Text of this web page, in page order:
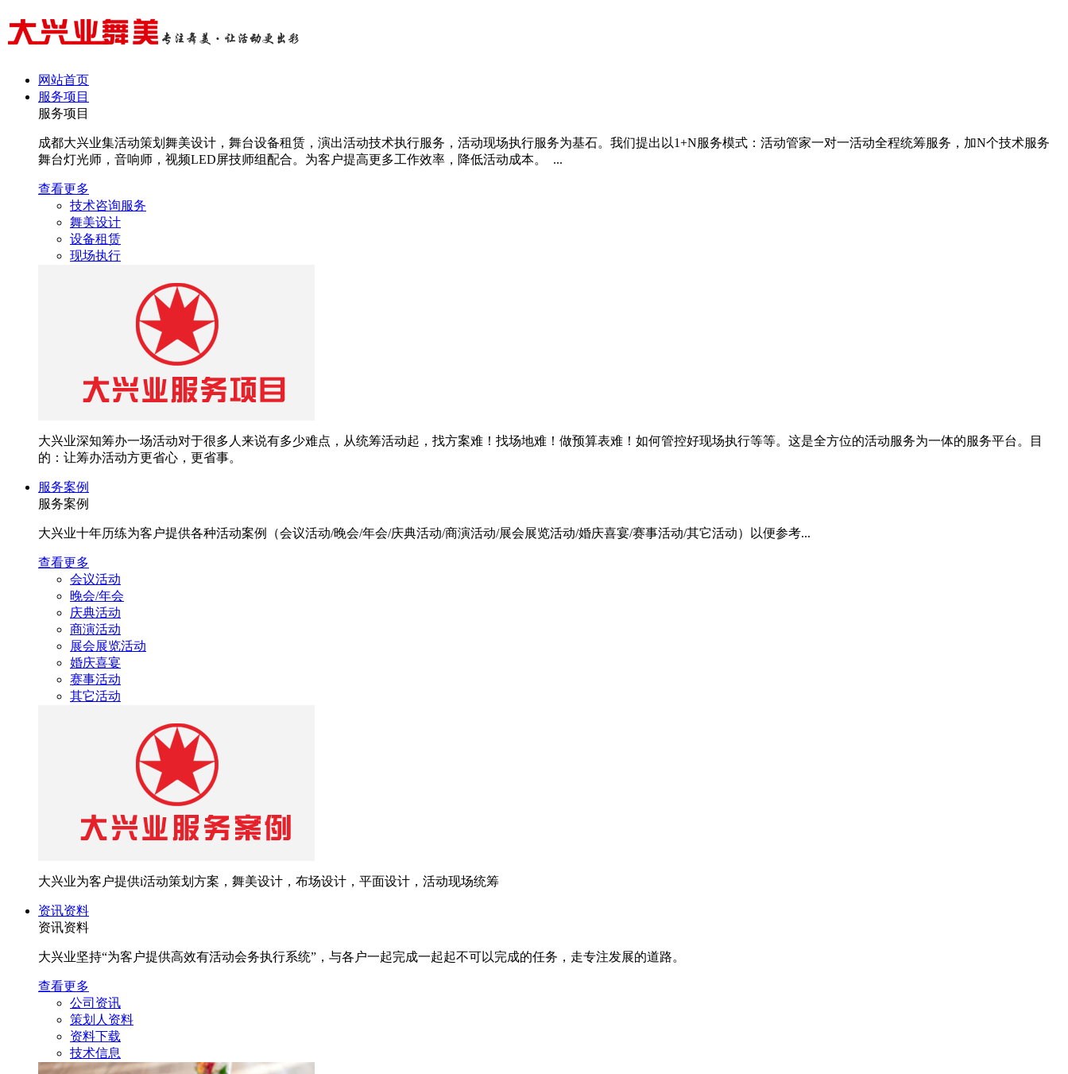
网站首页
服务项目
服务项目
成都大兴业集活动策划舞美设计，舞台设备租赁，演出活动技术执行服务，活动现场执行服务为基石。我们提出以1+N服务模式：活动管家一对一活动全程统筹服务，加N个技术服务
舞台灯光师，音响师，视频LED屏技师组配合。为客户提高更多工作效率，降低活动成本。 ...
查看更多
技术咨询服务
舞美设计
设备租赁
现场执行
大兴业深知筹办一场活动对于很多人来说有多少难点，从统筹活动起，找方案难！找场地难！做预算表难！如何管控好现场执行等等。这是全方位的活动服务为一体的服务平台。目
的：让筹办活动方更省心，更省事。
服务案例
服务案例
大兴业十年历练为客户提供各种活动案例（会议活动/晚会/年会/庆典活动/商演活动/展会展览活动/婚庆喜宴/赛事活动/其它活动）以便参考...
查看更多
会议活动
晚会/年会
庆典活动
商演活动
展会展览活动
婚庆喜宴
赛事活动
其它活动
大兴业为客户提供i活动策划方案，舞美设计，布场设计，平面设计，活动现场统筹
资讯资料
资讯资料
大兴业坚持“为客户提供高效有活动会务执行系统”，与各户一起完成一起起不可以完成的任务，走专注发展的道路。
查看更多
公司资讯
策划人资料
资料下载
技术信息